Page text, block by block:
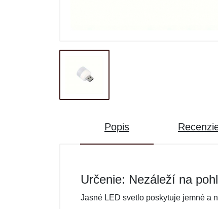
Popis
Určenie: Nezáleží na
Jasné LED svetlo poskytuje jemné a